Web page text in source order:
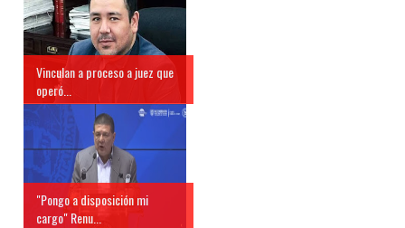
Vinculan a proceso a juez que
operó...
"Pongo a disposición mi
cargo" Renu...